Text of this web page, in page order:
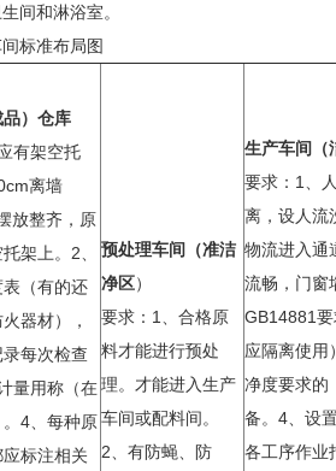
间和淋浴室。
标准布局图
）仓库
有架空托
离墙
放整齐，原
架上。2、
（有的还
器材），
每次检查
量用称（在
4、每种原
标注相关
预处理车间（准洁
净区）
要求：1、合格原
料才能进行预处
理。才能进入生产
车间或配料间。
2、有防蝇、防
生产车间（
要求：1、
离，设人流
物流进入通
流畅，门窗
GB14881
应隔离使用
净度要求的
备。4、设
各工序作业